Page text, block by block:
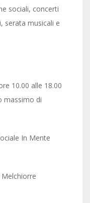
sociali, concerti
serata musicali e
10.00 alle 18.00
massimo di
In Mente